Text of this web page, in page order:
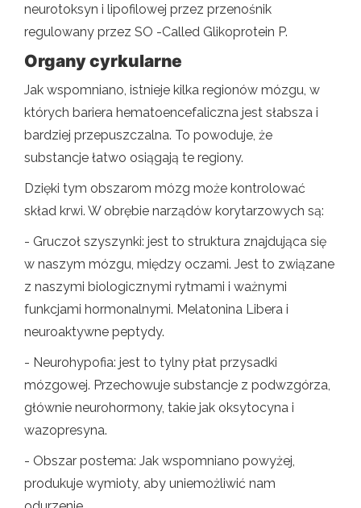
neurotoksyn i lipofilowej przez przenośnik
regulowany przez SO -Called Glikoprotein P.
Organy cyrkularne
Jak wspomniano, istnieje kilka regionów mózgu, w
których bariera hematoencefaliczna jest słabsza i
bardziej przepuszczalna. To powoduje, że
substancje łatwo osiągają te regiony.
Dzięki tym obszarom mózg może kontrolować
skład krwi. W obrębie narządów korytarzowych są:
- Gruczoł szyszynki: jest to struktura znajdująca się
w naszym mózgu, między oczami. Jest to związane
z naszymi biologicznymi rytmami i ważnymi
funkcjami hormonalnymi. Melatonina Libera i
neuroaktywne peptydy.
- Neurohypofia: jest to tylny płat przysadki
mózgowej. Przechowuje substancje z podwzgórza,
głównie neurohormony, takie jak oksytocyna i
wazopresyna.
- Obszar postema: Jak wspomniano powyżej,
produkuje wymioty, aby uniemożliwić nam